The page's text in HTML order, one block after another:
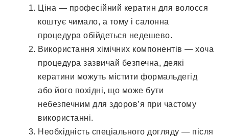
Ціна — професійний кератин для волосся
коштує чимало, а тому і салонна
процедура обійдеться недешево.
Використання хімічних компонентів — хоча
процедура зазвичай безпечна, деякі
кератини можуть містити формальдегід
або його похідні, що може бути
небезпечним для здоров’я при частому
використанні.
Необхідність спеціального догляду — після